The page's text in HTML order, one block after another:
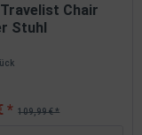
Chair
Stuhl
109,99 € *
*